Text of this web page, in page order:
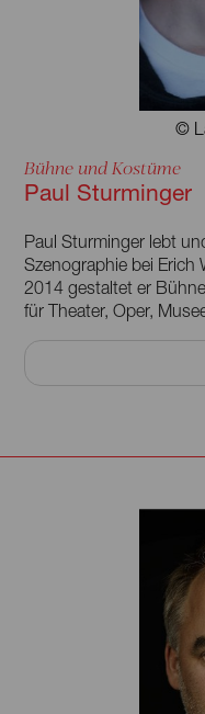
©
Bühne und Kostüme
Paul Sturminger
Paul Sturminger lebt
Szenographie bei Erich
2014 gestaltet er
für Theater, Oper,
Er arbeitete u. a. am
der Wien, bei den
Glatzner, Laura
Donhauser, Renate
Manuel Biedermann,
und Michael